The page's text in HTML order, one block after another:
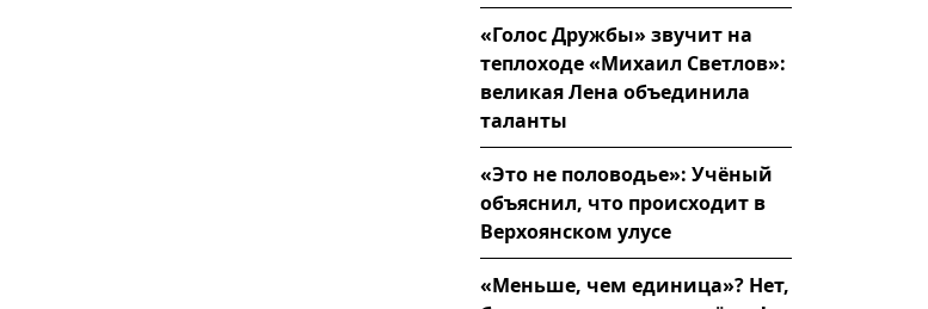
«Голос Дружбы» звучит на
теплоходе «Михаил Светлов»:
великая Лена объединила
таланты
«Это не половодье»: Учёный
объяснил, что происходит в
Верхоянском улусе
«Меньше, чем единица»? Нет,